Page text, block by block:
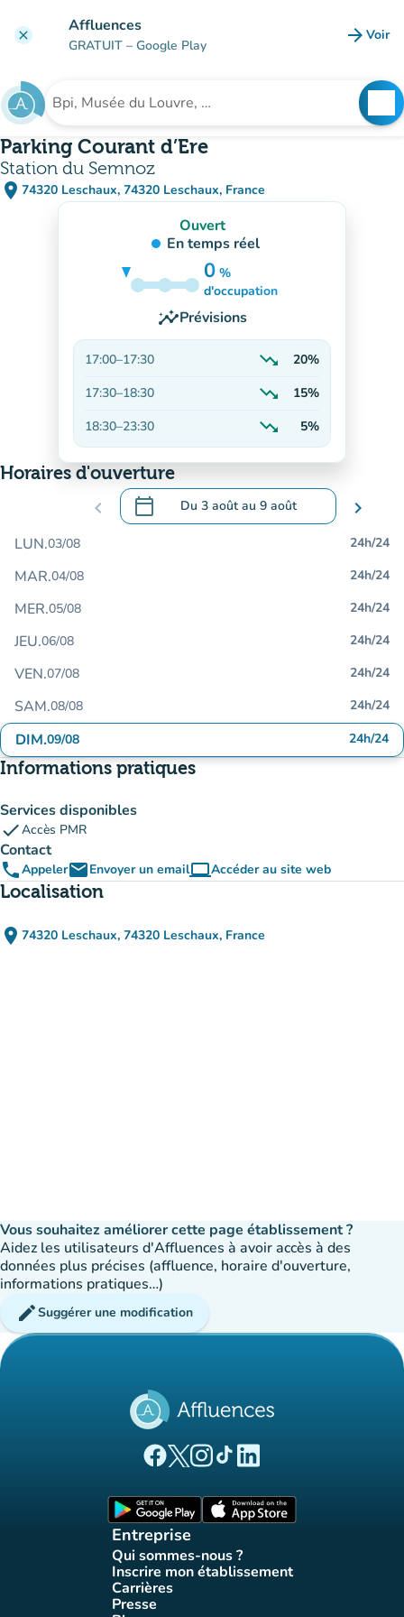
clear Affluences
GRATUIT – Google Play arrow_forward Voir
Rechercher un établissement
Parking Courant d’Ere
Station du Semnoz
place 74320 Leschaux, 74320 Leschaux, France
(ouvrir dans Google Maps)
(nouvel onglet)
Ouvert
En temps réel
0 %
35%
d'occupation
insightsPrévisions
17:00–17:30 trending_down
20%
17:30–18:30 trending_down
15%
18:30–23:30 trending_down
En baisse
5%
Horaires d'ouverture
chevron_left calendar_today Du 3 aoûtau 9 août
.Ouvrir le calendrier pour changer de
chevron_right
LUN.03/08 24h/24
MAR.04/08 24h/24
MER.05/08 24h/24
JEU.06/08 24h/24
VEN.07/08 24h/24
SAM.08/08 24h/24
DIM.09/08 24h/24
Informations pratiques
Services disponibles
checkAccès PMR
Contact
phoneAppeleremailEnvoyer un emailcomputerAccéder au site web
(nouvel onglet)
Localisation
place 74320 Leschaux, 74320 Leschaux, France
(ouvrir dans Google Maps)
(nouvel onglet)
Vous souhaitez améliorer cette page établissement ?
Aidez les utilisateurs d'Affluences à avoir accès à des
données plus précises (affluence, horaire d'ouverture,
informations pratiques…)
editSuggérer une modification
(nouvel onglet)
(nouvel onglet)
(nouvel onglet)
(nouvel onglet)
(nouvel onglet)
Entreprise
Qui sommes-nous ?
(nouvel onglet)
Inscrire mon établissement
(nouvel onglet)
Carrières(nouvel onglet)
Presse(nouvel onglet)